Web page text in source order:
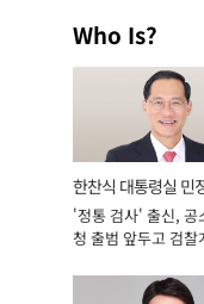
Who Is?
한찬식 대통령실 민
서관
'정통 검사' 출신, 공
청 출범 앞두고 검찰